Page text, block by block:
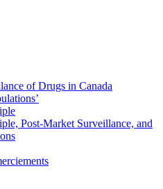
of Drugs in Canada
Post-Market Surveillance, and